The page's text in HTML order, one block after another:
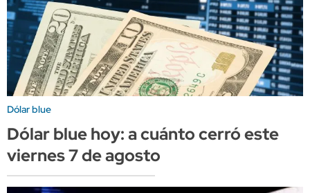
Dólar blue
Dólar blue hoy: a cuánto cerró este
viernes 7 de agosto